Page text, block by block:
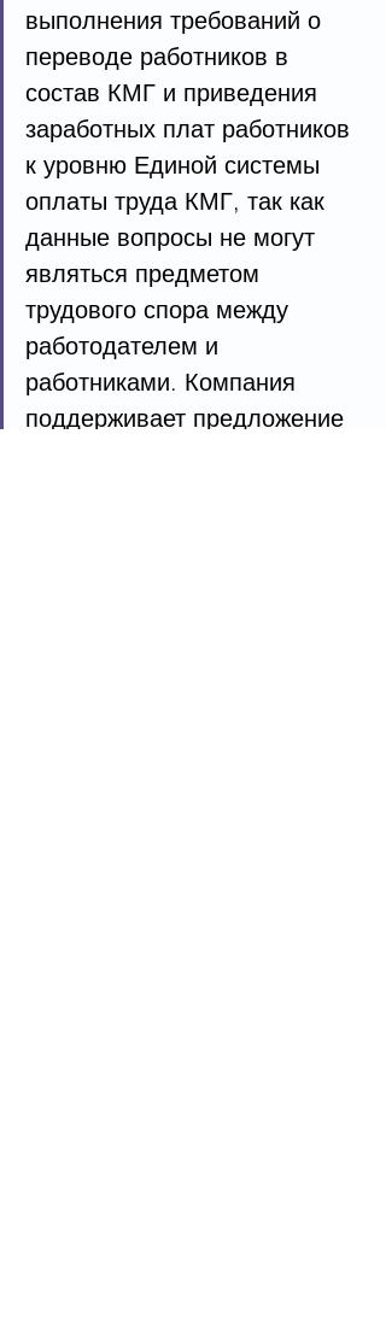
выполнения требований о
переводе работников в
состав КМГ и приведения
заработных плат работников
к уровню Единой системы
оплаты труда КМГ, так как
данные вопросы не могут
являться предметом
трудового спора между
работодателем и
работниками. Компания
поддерживает предложение